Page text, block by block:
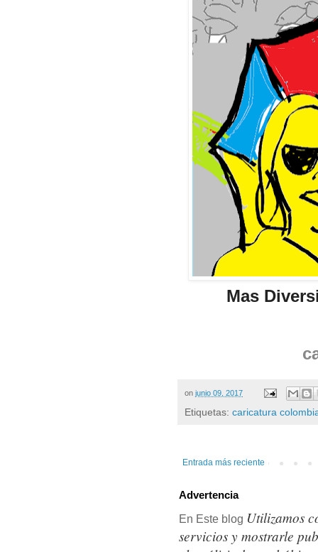
Mas
on junio 09, 2017
Etiquetas: caricatura
Entrada más reciente
Advertencia
En Este blog Utilizamos
servicios y mostrarle